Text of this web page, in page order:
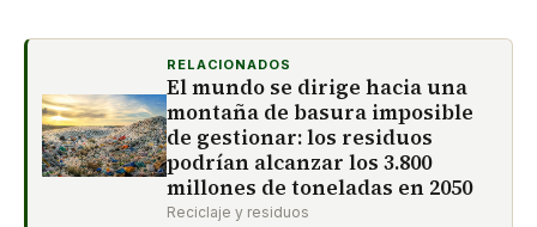
RELACIONADOS
El mundo se dirige hacia una
montaña de basura imposible
de gestionar: los residuos
podrían alcanzar los 3.800
millones de toneladas en 2050
Reciclaje y residuos